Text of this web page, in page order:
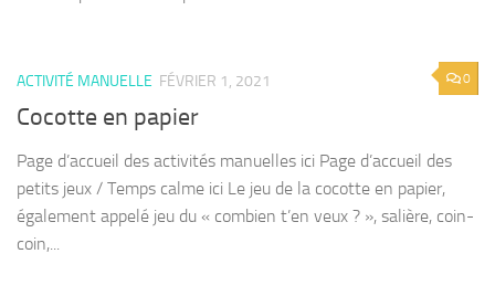
0
ACTIVITÉ MANUELLE FÉVRIER 1, 2021
Cocotte en papier
Page d’accueil des activités manuelles ici Page d’accueil des
petits jeux / Temps calme ici Le jeu de la cocotte en papier,
également appelé jeu du « combien t’en veux ? », salière, coin-
coin,...